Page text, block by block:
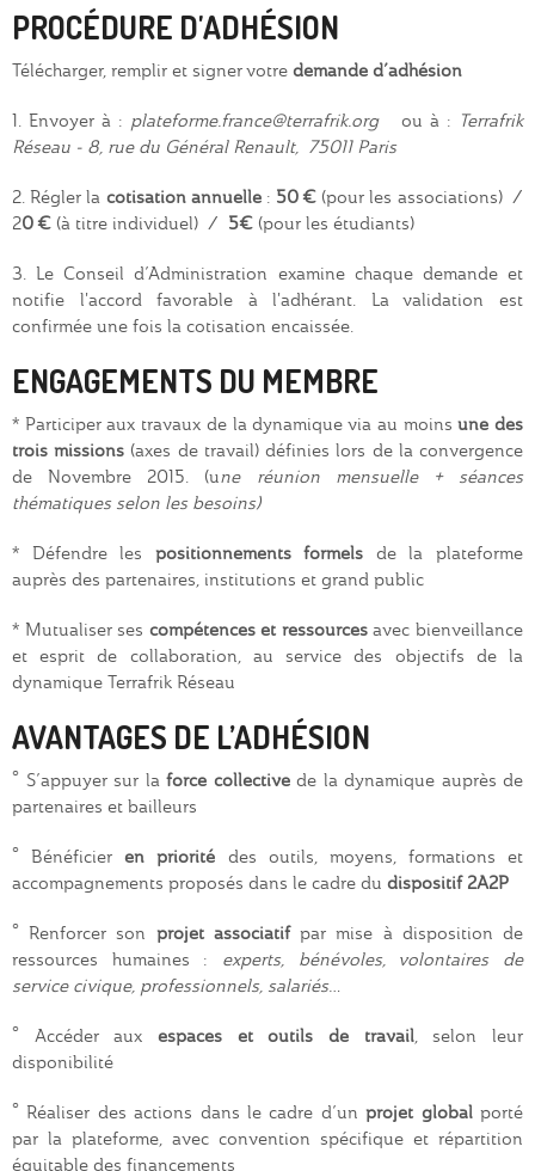
PROCÉDURE D'ADHÉSION
Télécharger, remplir et signer votre demande d’adhésion
1. Envoyer à : plateforme.france@terrafrik.orgou à : Terrafrik
Réseau - 8, rue du Général Renault, 75011 Paris
2. Régler la cotisation annuelle: 50 € (pour les associations) /
20 € (à titre individuel) / 5€ (pour les étudiants)
3. Le Conseil d’Administration examine chaque demande et
notifie l'accord favorable à l'adhérant. La validation est
confirmée une fois la cotisation encaissée.
ENGAGEMENTS DU MEMBRE
* Participer aux travaux de la dynamique via au moinsune des
trois missions (axes de travail) définies lors de la convergence
de Novembre 2015. (une réunion mensuelle + séances
thématiques selon les besoins)
* Défendre les positionnements formels de la plateforme
auprès des partenaires, institutions et grand public
* Mutualiser ses compétences et ressourcesavec bienveillance
et esprit de collaboration, au service des objectifs de la
dynamique Terrafrik Réseau
AVANTAGES DE L’ADHÉSION
° S’appuyer sur la force collectivede la dynamique auprès de
partenaires et bailleurs
° Bénéficieren priorité des outils, moyens, formations et
accompagnements proposés dans le cadre du dispositif 2A2P
° Renforcer son projet associatifpar mise à disposition de
ressources humaines : experts, bénévoles, volontaires de
service civique, professionnels, salariés…
° Accéder aux espaces et outils de travail, selon leur
disponibilité
° Réaliser des actions dans le cadre d’unprojet globalporté
par la plateforme, avec convention spécifique et répartition
équitable des financements